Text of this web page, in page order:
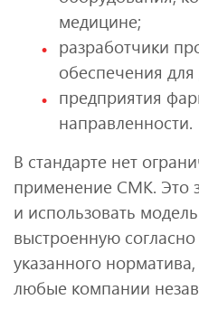
медицине;
разработчики
обеспечения
предприятия
направленности.
В стандарте нет
применение СМК. Это
и использовать
выстроенную
указанного
любые компании